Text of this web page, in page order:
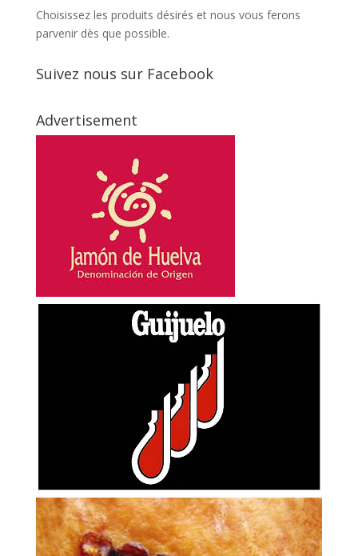
Choisissez les produits désirés et nous vous ferons
parvenir dès que possible.
Suivez nous sur Facebook
Advertisement